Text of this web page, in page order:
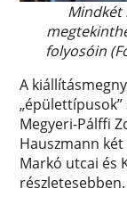
Mindkét
folyosóin
A
Megyeri-Pálffi
Hauszmann
Markó utcai és
részletesebben.